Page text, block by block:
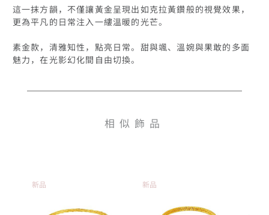
這一抹方韻，不僅讓黃金呈現出如克拉黃鑽般的視覺效果，
更為平凡的日常注入一縷溫暖的光芒。
素金款，清雅知性，點亮日常。甜與颯、溫婉與果敢的多面
魅力，在光影幻化間自由切換。
相似飾品
新品 新品